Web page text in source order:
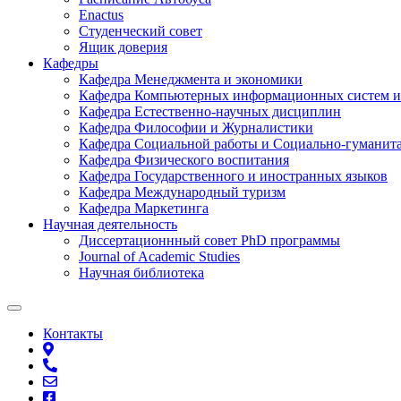
Enactus
Студенческий совет
Ящик доверия
Кафедры
Кафедра Менеджмента и экономики
Кафедра Компьютерных информационных систем и
Кафедра Естественно-научных дисциплин
Кафедра Философии и Журналистики
Кафедра Социальной работы и Социально-
Кафедра Физического воспитания
Кафедра Государственного и иностранных языков
Кафедра Международный туризм
Кафедра Маркетинга
Научная деятельность
Диссертационнный совет PhD программы
Journal of Academic Studies
Научная библиотека
Контакты